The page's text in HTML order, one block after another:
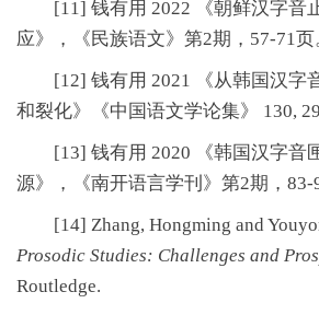
[11] 钱有用 2022 《朝鲜汉字音
应》，《民族语文》第2期，57-71页
[12] 钱有用 2021 《从韩国汉字
和裂化》《中国语文学论集》 130,
[13] 钱有用 2020 《韩国汉字音
源》，《南开语言学刊》第2期，83-
[14] Zhang, Hongming and
Prosodic Studies: Challenges and
Routledge.